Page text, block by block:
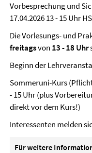
Vorbesprechung und
17.04.2026 13 - 15 Uhr
Die Vorlesungs- und
freitagsvon 13 - 18 Uhr
Beginn der
Sommeruni-Kurs
- 15 Uhr (plus
direkt vor dem Kurs!)
Interessenten melden
Für weitere